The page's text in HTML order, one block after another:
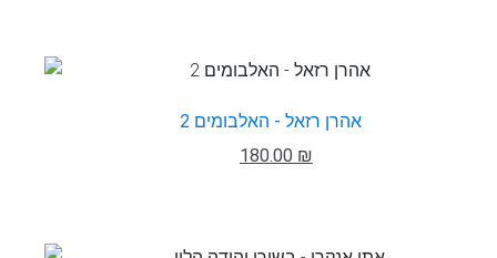
אהרן רזאל - האלבומים 2
180.00 ₪